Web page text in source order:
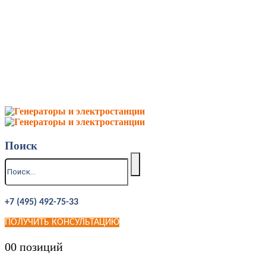
Поиск
+7 (495) 492-75-33
ПОЛУЧИТЬ КОНСУЛЬТАЦИЮ
00 позиций